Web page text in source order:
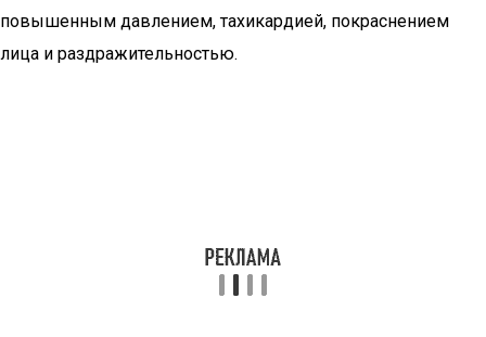
повышенным давлением, тахикардией, покраснением
лица и раздражительностью.